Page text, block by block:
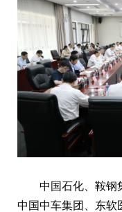
中国石化、鞍钢
中国中车集团、东软